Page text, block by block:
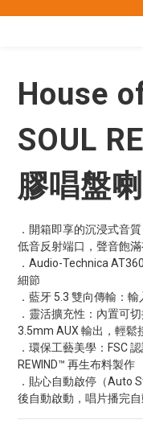
House
SOUL
膠唱盤
．開箱即享的沉浸式音
低音反射端口，聲音飽滿
．Audio-Technica
細節
．藍牙 5.3 雙向傳輸：
．靈活擴充性：內置可
3.5mm AUX 輸出，輕鬆
．環保工藝美學：FSC
REWIND™ 再生布料製作
．貼心自動啟停（Auto
後自動啟動，唱片播完